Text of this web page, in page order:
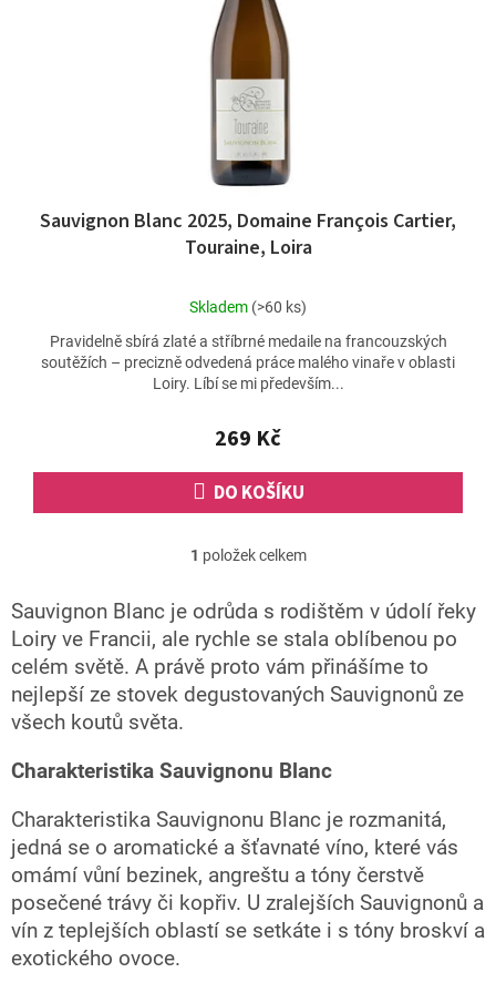
Sauvignon Blanc 2025, Domaine François Cartier,
Touraine, Loira
Průměrné
produktu
je
4,5
5
hvězdiček.
Skladem (>60 ks)
269 Kč
DO KOŠÍKU
Pravidelně sbírá zlaté a stříbrné medaile na francouzských
soutěžích – precizně odvedená práce malého vinaře v oblasti
Loiry. Líbí se mi především...
O
l
á
d
a
c
v
y
v
ý
p
i
s
u
1 položek celkem
Sauvignon Blanc je odrůda s rodištěm v údolí řeky
Loiry ve Francii, ale rychle se stala oblíbenou po
celém světě. A právě proto vám přinášíme to
nejlepší ze stovek degustovaných Sauvignonů ze
všech koutů světa.
Charakteristika Sauvignonu Blanc
Charakteristika Sauvignonu Blanc je rozmanitá,
jedná se o aromatické a šťavnaté víno, které vás
omámí vůní bezinek, angreštu a tóny čerstvě
posečené trávy či kopřiv. U zralejších Sauvignonů a
vín z teplejších oblastí se setkáte i s tóny broskví a
exotického ovoce.